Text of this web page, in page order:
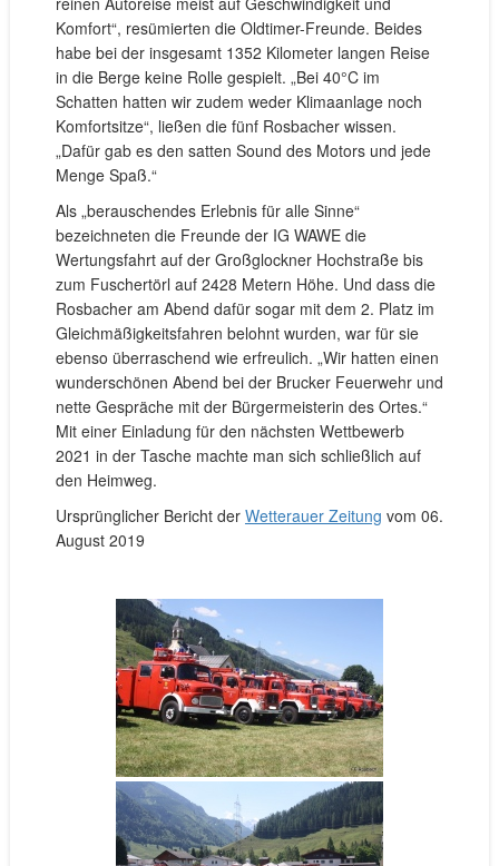
Komfort“, resümierten die Oldtimer-Freunde. Beides
habe bei der insgesamt 1352 Kilometer langen Reise
in die Berge keine Rolle gespielt. „Bei 40°C im
Schatten hatten wir zudem weder Klimaanlage noch
Komfortsitze“, ließen die fünf Rosbacher wissen.
„Dafür gab es den satten Sound des Motors und jede
Menge Spaß.“
Als „berauschendes Erlebnis für alle Sinne“
bezeichneten die Freunde der IG WAWE die
Wertungsfahrt auf der Großglockner Hochstraße bis
zum Fuschertörl auf 2428 Metern Höhe. Und dass die
Rosbacher am Abend dafür sogar mit dem 2. Platz im
Gleichmäßigkeitsfahren belohnt wurden, war für sie
ebenso überraschend wie erfreulich. „Wir hatten einen
wunderschönen Abend bei der Brucker Feuerwehr und
nette Gespräche mit der Bürgermeisterin des Ortes.“
Mit einer Einladung für den nächsten Wettbewerb
2021 in der Tasche machte man sich schließlich auf
den Heimweg.
Ursprünglicher Bericht der Wetterauer Zeitung vom 06.
August 2019